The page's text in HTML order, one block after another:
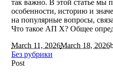
так важно. В этой статье мы
особенности, историю и
на популярные вопросы,
Что такое АП Х? Общее
March 11, 2026March 18, 2026
Без рубрики
Post